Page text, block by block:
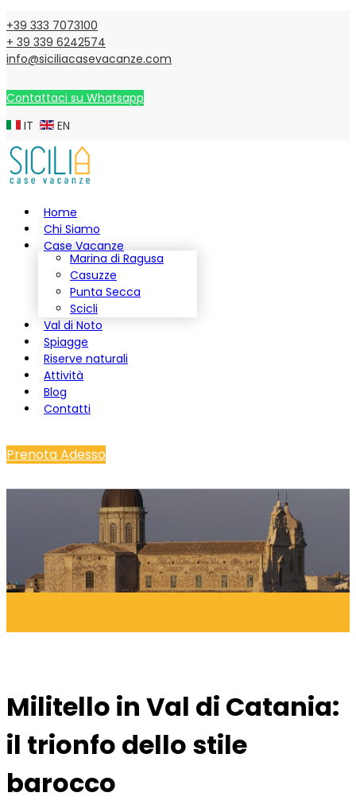
+39 333 7073100
+ 39 339 6242574
info@siciliacasevacanze.com
Contattaci su Whatsapp
IT
EN
Home
Chi Siamo
Case Vacanze
Marina di Ragusa
Casuzze
Punta Secca
Scicli
Val di Noto
Spiagge
Riserve naturali
Attività
Blog
Contatti
Prenota Adesso
Militello in Val di Catania:
il trionfo dello stile
barocco